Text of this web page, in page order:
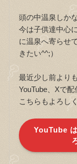
頭の中温泉しか
今は子供達中心
に温泉へ寄らせ
きたい^^;）
最近少し前より
YouTube、Xで配
こちらもよろし
YouTube